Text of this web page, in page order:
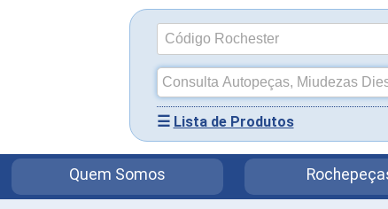
☰ Lista de Produtos
Quem Somos